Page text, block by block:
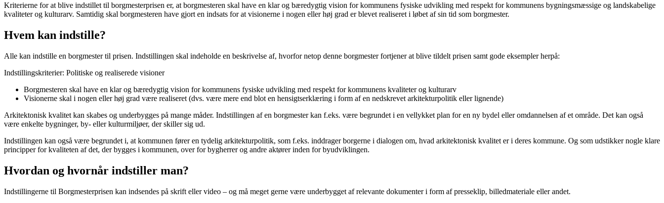
Kriterierne for at blive indstillet til borgmesterprisen er, at borgmesteren skal have en klar og bæredygtig vision for kommunens fysiske udvikling med respekt for kommunens bygningsmæssige og landskabelige
kvaliteter og kulturarv. Samtidig skal borgmesteren have gjort en indsats for at visionerne i nogen eller høj grad er blevet realiseret i løbet af sin tid som borgmester.
Hvem kan indstille?
Alle kan indstille en borgmester til prisen. Indstillingen skal indeholde en beskrivelse af, hvorfor netop denne borgmester fortjener at blive tildelt prisen samt gode eksempler herpå:
Indstillingskriterier: Politiske og realiserede visioner
Borgmesteren skal have en klar og bæredygtig vision for kommunens fysiske udvikling med respekt for kommunens kvaliteter og kulturarv
Visionerne skal i nogen eller høj grad være realiseret (dvs. være mere end blot en hensigtserklæring i form af en nedskrevet arkitekturpolitik eller lignende)
Arkitektonisk kvalitet kan skabes og underbygges på mange måder. Indstillingen af en borgmester kan f.eks. være begrundet i en vellykket plan for en ny bydel eller omdannelsen af et område. Det kan også
være enkelte bygninger, by- eller kulturmiljøer, der skiller sig ud.
Indstillingen kan også være begrundet i, at kommunen fører en tydelig arkitekturpolitik, som f.eks. inddrager borgerne i dialogen om, hvad arkitektonisk kvalitet er i deres kommune. Og som udstikker nogle klare
principper for kvaliteten af det, der bygges i kommunen, over for bygherrer og andre aktører inden for byudviklingen.
Hvordan og hvornår indstiller man?
Indstillingerne til Borgmesterprisen kan indsendes på skrift eller video – og må meget gerne være underbygget af relevante dokumenter i form af presseklip, billedmateriale eller andet.